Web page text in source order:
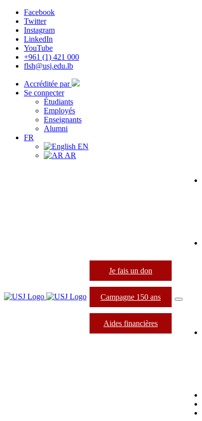
Facebook
Twitter
Instagram
LinkedIn
YouTube
+961 (1) 421 000
flsh@usj.edu.lb
Accréditée par
Se connecter
Étudiants
Employés
Enseignants
Alumni
FR
EN
AR
Je fais un don
Campagne 150 ans
Aides financières